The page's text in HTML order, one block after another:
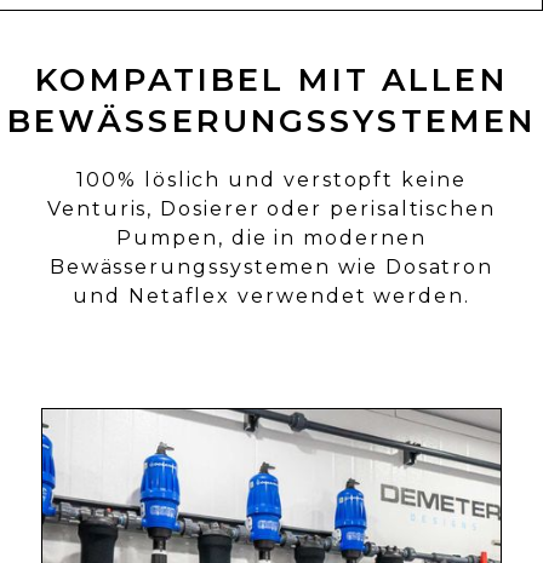
KOMPATIBEL MIT ALLEN
BEWÄSSERUNGSSYSTEMEN
100% löslich und verstopft keine
Venturis, Dosierer oder perisaltischen
Pumpen, die in modernen
Bewässerungssystemen wie Dosatron
und Netaflex verwendet werden.